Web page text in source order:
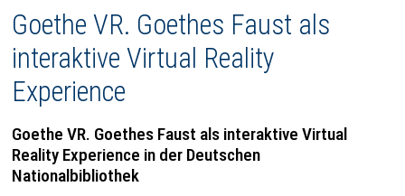
Goethe VR. Goethes Faust als
interaktive Virtual Reality
Experience
Goethe VR. Goethes Faust als interaktive Virtual
Reality Experience in der Deutschen
Nationalbibliothek